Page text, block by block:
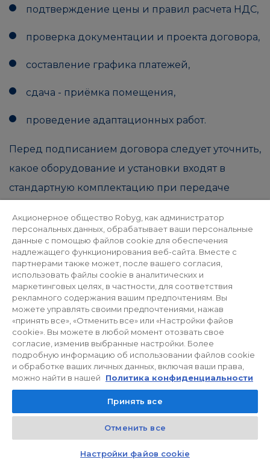
подтверждение цены и правил расчета НДС,
проверка документации и проекта договора,
составление графика платежей,
сдача - приёмка помещения,
проведение адаптационных работ.
Перед подписанием договора следует уточнить,
какое оборудование и установки входят в
стандартную комплектацию при передаче
предоставить самостоятельно.
СВЯЖИТЕСЬ С НАМИ
Контактная форма
Kontakt Czat z doradcą
Акционерное общество Robyg, как администратор
персональных данных, обрабатывает ваши персональные
данные с помощью файлов cookie для обеспечения
надлежащего функционирования веб-сайта. Вместе с
партнерами также может, после вашего согласия,
использовать файлы cookie в аналитических и
маркетинговых целях, в частности, для соответствия
рекламного содержания вашим предпочтениям. Вы
можете управлять своими предпочтениями, нажав
«принять все», «Отменить все» или «Настройки файов
cookie». Вы можете в любой момент отозвать свое
согласие, изменив выбранные настройки. Более
подробную информацию об использовании файлов cookie
и обработке ваших личных данных, включая ваши права,
можно найти в нашей
Политика конфиденциальности
Принять все
Отменить все
Настройки файов cookie